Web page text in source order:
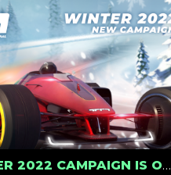
THE WINTER 2022 CAMPAIGN IS OUT!